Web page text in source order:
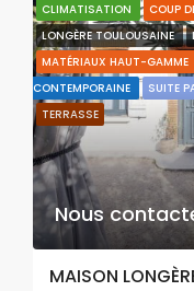
CLIMATISATION
COUP
LONGÈRE TOULOUSAINE
MATÉRIAUX HAUT-GAMME
CONTEMPORAINE
SUITE
TERRASSE
Nous
MAISON